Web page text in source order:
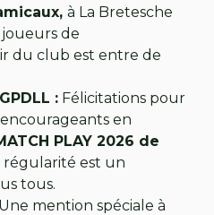
à La Bretesche
de
du club est entre de
: Félicitations pour
en
PLAY 2026 de
régularité est un
tous.
Une mention spéciale à
pleinement maîtres
tonte des greens et
se poursuivent
sert d’engrais naturel,
sera riche et dense.
bunkers…et vous allez